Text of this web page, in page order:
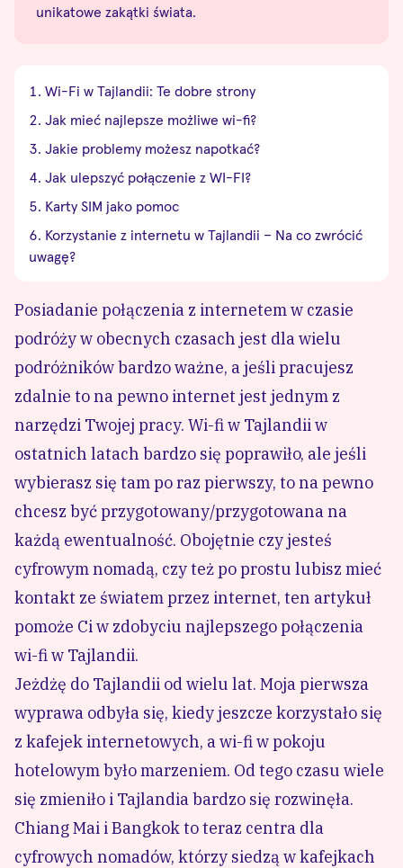
unikatowe zakątki świata.
Wi-Fi w Tajlandii: Te dobre strony
Jak mieć najlepsze możliwe wi-fi?
Jakie problemy możesz napotkać?
Jak ulepszyć połączenie z WI-FI?
Karty SIM jako pomoc
Korzystanie z internetu w Tajlandii – Na co zwrócić
uwagę?
Posiadanie połączenia z internetem w czasie
podróży w obecnych czasach jest dla wielu
podróżników bardzo ważne, a jeśli pracujesz
zdalnie to na pewno internet jest jednym z
narzędzi Twojej pracy. Wi-fi w Tajlandii w
ostatnich latach bardzo się poprawiło, ale jeśli
wybierasz się tam po raz pierwszy, to na pewno
chcesz być przygotowany/przygotowana na
każdą ewentualność. Obojętnie czy jesteś
cyfrowym nomadą, czy też po prostu lubisz mieć
kontakt ze światem przez internet, ten artykuł
pomoże Ci w zdobyciu najlepszego połączenia
wi-fi w Tajlandii.
Jeżdżę do Tajlandii od wielu lat. Moja pierwsza
wyprawa odbyła się, kiedy jeszcze korzystało się
z kafejek internetowych, a wi-fi w pokoju
hotelowym było marzeniem. Od tego czasu wiele
się zmieniło i Tajlandia bardzo się rozwinęła.
Chiang Mai i Bangkokto teraz centra dla
cyfrowych nomadów, którzy siedzą w kafejkach